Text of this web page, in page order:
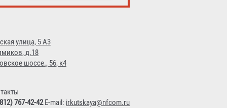
улица, 5 А3
д.18
шоссе., 56, к4
767-42-42E-mail: irkutskaya@nfcom.ru